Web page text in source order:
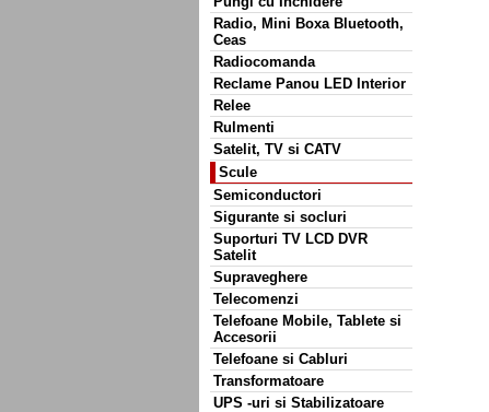
Radio, Mini Boxa Bluetooth,
Ceas
Radiocomanda
Reclame Panou LED Interior
Relee
Rulmenti
Satelit, TV si CATV
Scule
Semiconductori
Sigurante si socluri
Suporturi TV LCD DVR
Satelit
Supraveghere
Telecomenzi
Telefoane Mobile, Tablete si
Accesorii
Telefoane si Cabluri
Transformatoare
UPS -uri si Stabilizatoare